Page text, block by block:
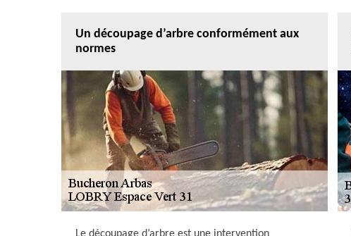
Un découpage d’arbre conformément aux
normes